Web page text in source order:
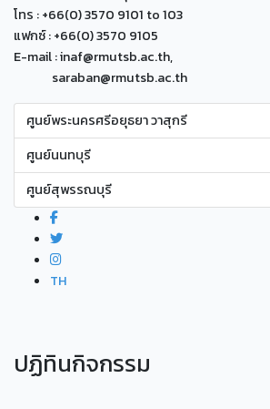
โทร : +66(0) 3570 9101 to 103
แฟกซ์ : +66(0) 3570 9105
E-mail : inaf@rmutsb.ac.th,
saraban@rmutsb.ac.th
ศูนย์พระนครศรีอยุธยา วาสุกรี
ศูนย์นนทบุรี
ศูนย์สุพรรณบุรี
TH
ปฏิทินกิจกรรม